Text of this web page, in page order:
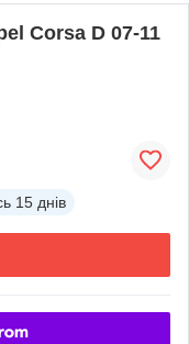
Corsa D 07-11
15 днів